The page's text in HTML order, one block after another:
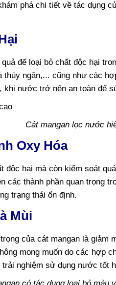
phá chi tiết về tác dụng
để loại bỏ chất độc hại
thủy ngân,... cũng như các
nước trở nên an toàn để
Cát mangan lọc nước
Oxy Hóa
độc hại mà còn kiểm soát
các thành phần quan trọng
trạng thái ổn định.
Mùi
của cát mangan là
mong muốn do các hợp
trải nghiệm sử dụng nước tốt